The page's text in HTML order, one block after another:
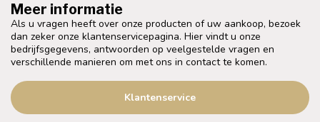
Meer informatie
Als u vragen heeft over onze producten of uw aankoop, bezoek
dan zeker onze klantenservicepagina. Hier vindt u onze
bedrijfsgegevens, antwoorden op veelgestelde vragen en
verschillende manieren om met ons in contact te komen.
Klantenservice